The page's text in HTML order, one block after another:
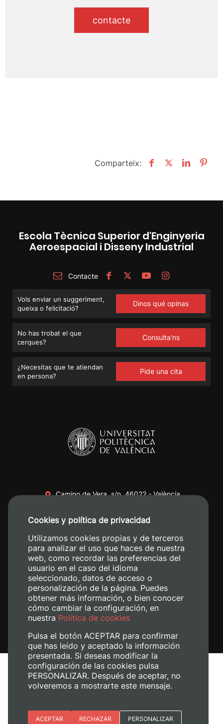
contacte
Comparteix:
Escola Tècnica Superior d'Enginyeria
Aeroespacial i Disseny Industrial
Contacte
Vols enviar un suggeriment,
queixa o felicitació?
Dinos qué opinas
No has trobat el que
cerques?
Consulta'ns
¿Necesitas que te atiendan
en persona?
Pide una cita
Camino de Vera, s/n. 46022 - València
+34 620 04 00 50
Avís legal
Política de cookies
Gestiona les galetes
Cookies y política de privacidad
Utilizamos cookies propias y de terceros
para analizar el uso que haces de nuestra
web, como recordar las preferencias del
usuario en el caso del idioma
seleccionado, datos de acceso o
personalización de la página. Puedes
obtener más información, o bien conocer
cómo cambiar la configuración, en
nuestra Política de cookies
Pulsa el botón ACEPTAR para confirmar
que has leído y aceptado la información
presentada. Si deseas modificar la
configuración de las cookies pulsa
PERSONALIZAR. Después de aceptar, no
volveremos a mostrarte este mensaje.
Esenciales
ACEPTAR RECHAZAR PERSONALIZAR